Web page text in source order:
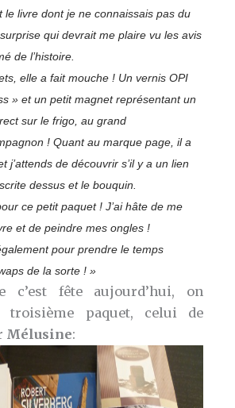
le livre dont je ne connaissais pas du
qui devrait me plaire vu les avis
de l’histoire.
elle a fait mouche ! Un vernis OPI
» et un petit magnet représentant un
sur le frigo, au grand
! Quant au marque page, il a
j’attends de découvrir s’il y a un lien
dessus et le bouquin.
ce petit paquet ! J’ai hâte de me
et de peindre mes ongles !
pour prendre le temps
de la sorte ! »
c’est fête aujourd’hui, on
troisième paquet, celui de
Mélusine: